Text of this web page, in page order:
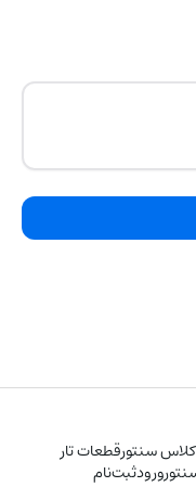
کلاس سنتورقطعات تار
ورودثبت‌نام